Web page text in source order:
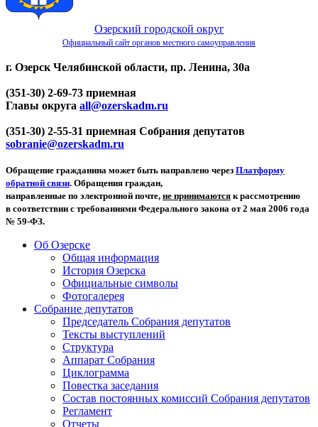
Озерский городской округ
Официальный сайт органов местного самоуправления
г. Озерск Челябинской области, пр. Ленина, 30а
(351-30) 2-69-73 приемная
Главы округа all@ozerskadm.ru
(351-30) 2-55-31 приемная Собрания депутатов
sobranie@ozerskadm.ru
Обращение гражданина может быть направлено через Платформу
обратной связи. Обращения граждан,
направленные по электронной почте, не принимаются к рассмотрению
в соответствии с требованиями Федерального закона от 2 мая 2006 года
№ 59-ФЗ.
Об Озерске
Общая информация
История Озерска
Официальные символы
Фотогалерея
Собрание депутатов
Председатель Собрания депутатов
Тексты выступлений
Структура
Аппарат Собрания
Циклограмма
Повестка заседания
Состав постоянных комиссий Собрания депутатов
Регламент
Отчеты